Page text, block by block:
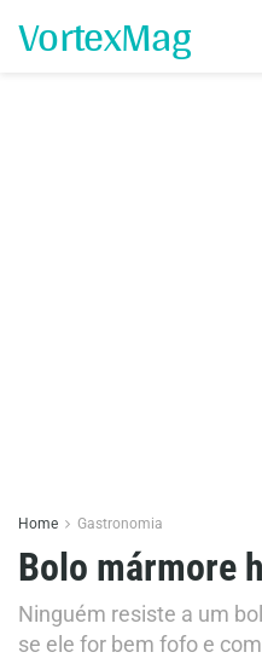
VortexMag
Home Gastronomia
Bolo mármore
Ninguém resiste a um
se ele for bem fofo e